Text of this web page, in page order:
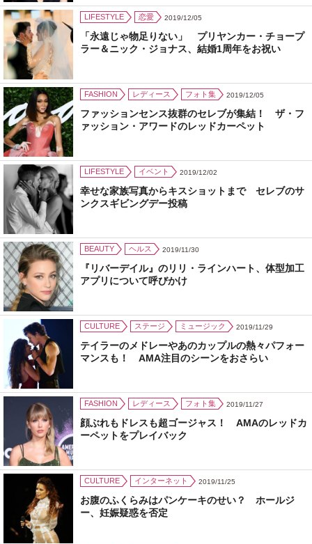
LIFESTYLE 恋愛 2019/12/05
「永遠じゃ物足りない」 プリヤンカー・チョープ
ラー＆ニック・ジョナス、結婚1周年をお祝い
FASHION レディース フォト集 2019/12/05
ファッションセンス抜群のセレブが集結！ ザ・フ
ァッション・アワードのレッドカーペット
LIFESTYLE イベント 2019/12/02
幸せな家族写真からキスショットまで セレブのサ
ンクスギビングデー投稿
BEAUTY ヘルス 2019/11/30
『リバーデイル』のリリ・ラインハート、体型加工
アプリについて呼びかけ
CULTURE ステージ ミュージック 2019/11/29
テイラーのメドレーやあのカップルの熱々パフォー
マンスも！ AMA注目のシーンをおさらい
FASHION レディース フォト集 2019/11/27
顔ぶれもドレスも超ゴージャス！ AMAのレッドカ
ーペットをプレイバック
CULTURE インターネット 2019/11/25
お腹のふくらみはパンケーキのせい？ ホールジ
ー、妊娠疑惑を否定